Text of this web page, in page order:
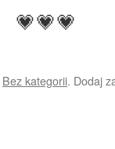
💗💗💗
Bez kategorii. Dodaj